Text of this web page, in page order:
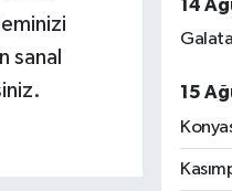
sanal
14
15